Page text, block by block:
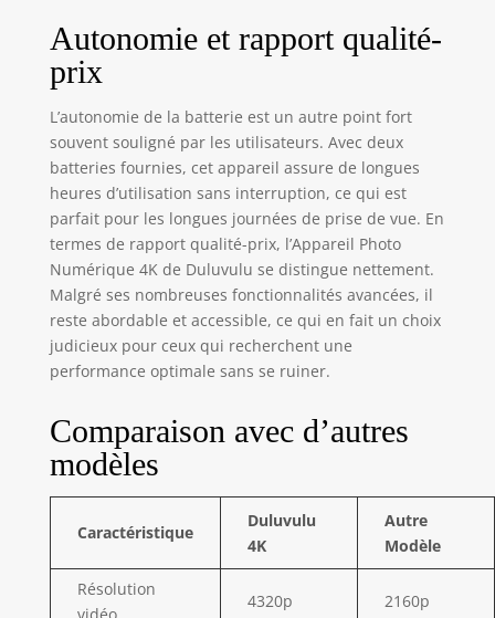
Autonomie et rapport qualité-
prix
L’autonomie de la batterie est un autre point fort
souvent souligné par les utilisateurs. Avec deux
batteries fournies, cet appareil assure de longues
heures d’utilisation sans interruption, ce qui est
parfait pour les longues journées de prise de vue. En
termes de rapport qualité-prix, l’Appareil Photo
Numérique 4K de Duluvulu se distingue nettement.
Malgré ses nombreuses fonctionnalités avancées, il
reste abordable et accessible, ce qui en fait un choix
judicieux pour ceux qui recherchent une
performance optimale sans se ruiner.
Comparaison avec d’autres
modèles
Caractéristique
Duluvulu
4K
Autre
Modèle
Résolution
vidéo
4320p 2160p